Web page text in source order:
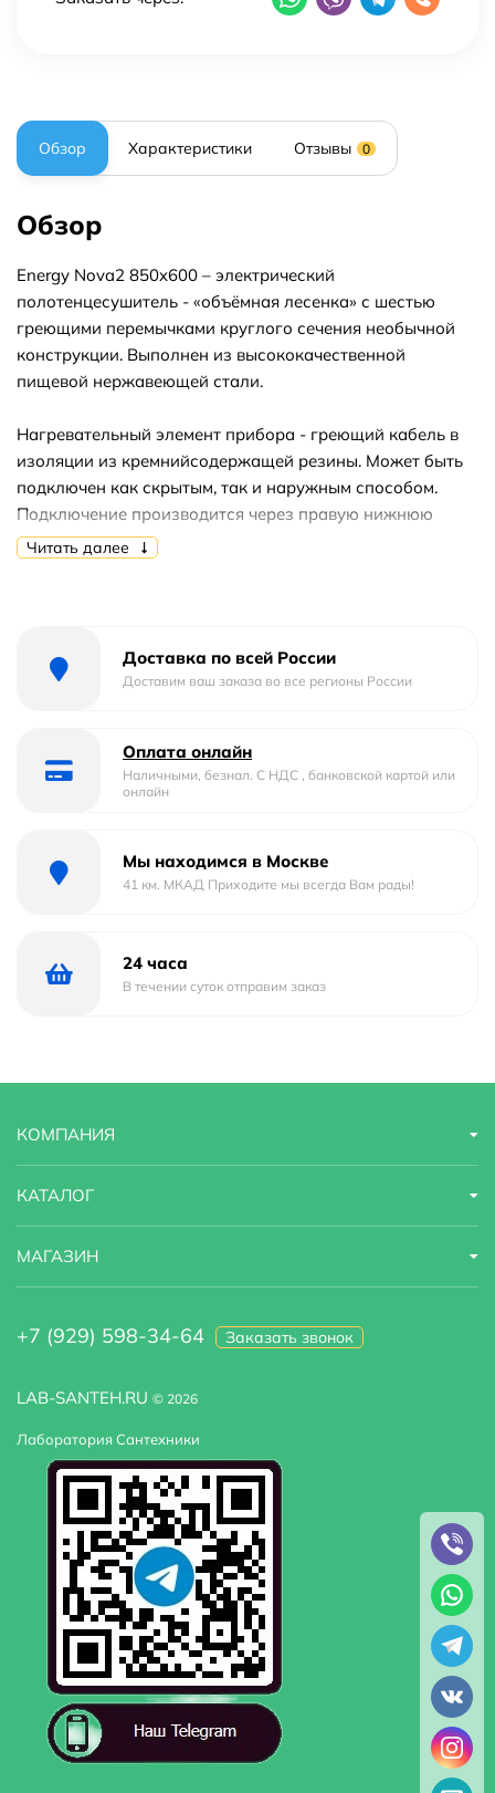
Обзор Характеристики Отзывы 0
Обзор
Energy Nova2 850x600 – электрический
полотенцесушитель - «объёмная лесенка» с шестью
греющими перемычками круглого сечения необычной
конструкции. Выполнен из высококачественной
пищевой нержавеющей стали.
Нагревательный элемент прибора - греющий кабель в
изоляции из кремнийсодержащей резины. Может быть
подключен как скрытым, так и наружным способом.
Подключение производится через правую нижнюю
стойку. Оснащён влагозащищенным выключателем с
сопоставим по энергозатратам с электрической
лампочкой. Нагрев до рабочей температуры за 5-10
Имеет II класс электрической защиты и степень защиты
от влаги IP 44, не нуждается в заземлении и подходит
Поверхность прибора обработана методом
эксплуатации.
Читать далее
Доставка по всей России
Доставим ваш заказа во все регионы России
Оплата онлайн
Наличными, безнал. С НДС , банковской картой или
онлайн
Мы находимся в Москве
41 км. МКАД Приходите мы всегда Вам рады!
24 часа
В течении суток отправим заказ
LAB-SANTEH.RU © 2026
Лаборатория Сантехники
КОМПАНИЯ
КАТАЛОГ
МАГАЗИН
+7 (929) 598-34-64 Заказать звонок